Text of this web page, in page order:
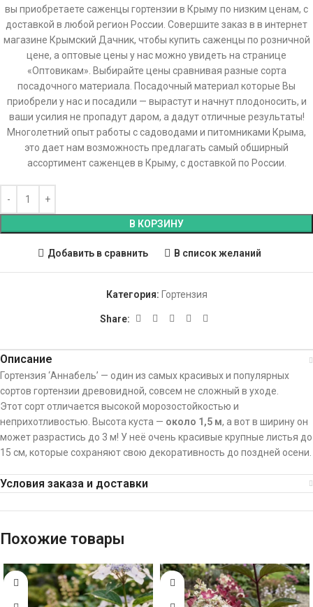
вы приобретаете саженцы гортензии в Крыму по низким ценам, с
доставкой в любой регион России. Совершите заказ в в интернет
магазине Крымский Дачник, чтобы купить саженцы по розничной
цене, а оптовые цены у нас можно увидеть на странице
«Оптовикам». Выбирайте цены сравнивая разные сорта
посадочного материала. Посадочный материал которые Вы
приобрели у нас и посадили — вырастут и начнут плодоносить, и
ваши усилия не пропадут даром, а дадут отличные результаты!
Многолетний опыт работы с садоводами и питомниками Крыма,
это дает нам возможность предлагать самый обширный
ассортимент саженцев в Крыму, с доставкой по России.
В КОРЗИНУ
Добавить в сравнить В список желаний
Категория: Гортензия
Share:
Описание
Гортензия ‘Аннабель’ — один из самых красивых и популярных
сортов гортензии древовидной, совсем не сложный в уходе.
Этот сорт отличается высокой морозостойкостью и
неприхотливостью. Высота куста — около 1,5 м, а вот в ширину он
может разрастись до 3 м! У неё очень красивые крупные листья до
15 см, которые сохраняют свою декоративность до поздней осени.
Условия заказа и доставки
Похожие товары